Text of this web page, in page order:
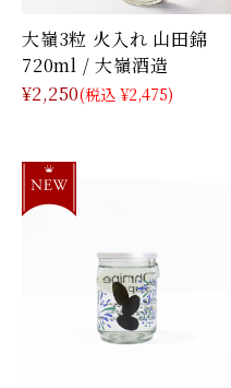
大嶺3粒 火入れ 山田錦
720ml / 大嶺酒造
¥2,250(税込 ¥2,475)